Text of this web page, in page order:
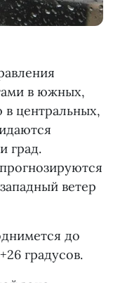
в южных,
в центральных,
град.
ветер
до
градусов.